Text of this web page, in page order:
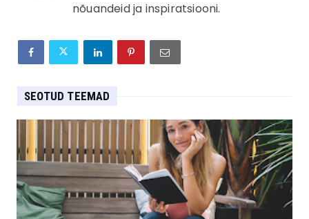
nõuandeid ja inspiratsiooni.
SEOTUD TEEMAD